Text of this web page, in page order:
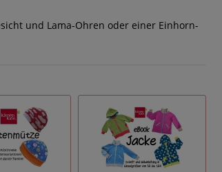
und Lama-Ohren oder einer Einhorn-